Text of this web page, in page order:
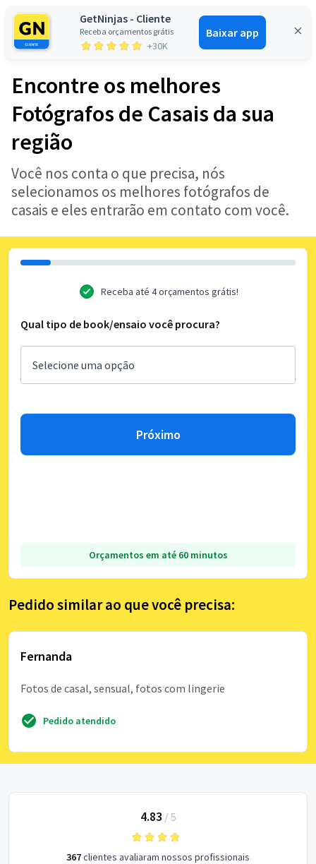
GetNinjas - Cliente
Receba orçamentos grátis
+30K
Baixar app
Entrar
Encontre os melhores
Fotógrafos de Casais da sua
região
Você nos conta o que precisa, nós
selecionamos os melhores fotógrafos de
casais e eles entrarão em contato com você.
Receba até 4 orçamentos grátis!
Qual tipo de book/ensaio você procura?
Próximo
Orçamentos em até 60 minutos
Pedido similar ao que você precisa:
Fernanda
Fotos de casal, sensual, fotos com lingerie
Pedido atendido
4.83 / 5
367clientes avaliaram nossos profissionais